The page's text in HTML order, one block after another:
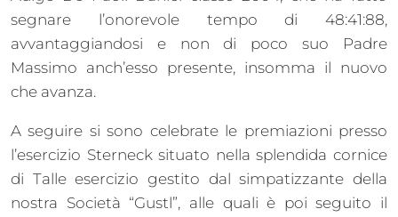
segnare l’onorevole tempo di 48:41:88,
avvantaggiandosi e non di poco suo Padre
Massimo anch’esso presente, insomma il nuovo
che avanza.
A seguire si sono celebrate le premiazioni presso
l’esercizio Sterneck situato nella splendida cornice
di Talle esercizio gestito dal simpatizzante della
nostra Società “Gustl”, alle quali è poi seguito il